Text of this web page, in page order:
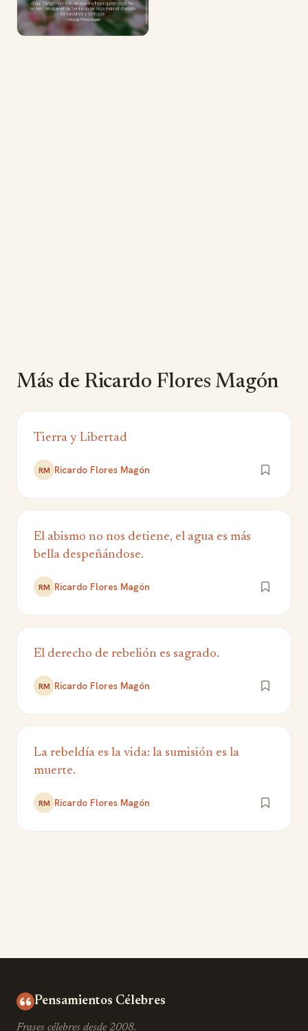
Más de Ricardo Flores Magón
Tierra y Libertad
RM Ricardo Flores Magón
El abismo no nos detiene, el agua es más
bella despeñándose.
RM Ricardo Flores Magón
El derecho de rebelión es sagrado.
RM Ricardo Flores Magón
La rebeldía es la vida: la sumisión es la
muerte.
RM Ricardo Flores Magón
Pensamientos Célebres
Frases célebres desde 2008.